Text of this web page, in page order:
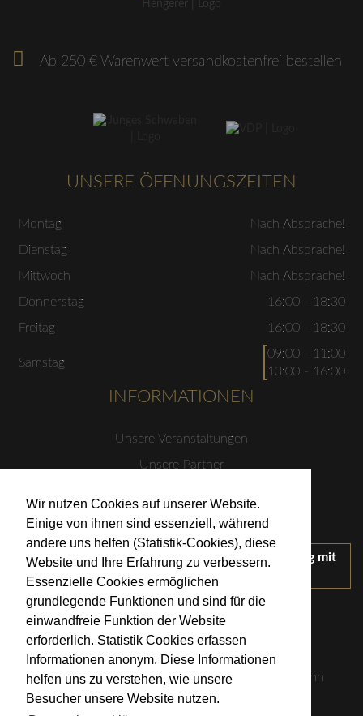
Wir nutzen Cookies auf unserer Website.
Einige von ihnen sind essenziell, während
andere uns helfen (Statistik-Cookies), diese
Website und Ihre Erfahrung zu verbessern.
Essenzielle Cookies ermöglichen
grundlegende Funktionen und sind für die
einwandfreie Funktion der Website
erforderlich. Statistik Cookies erfassen
Informationen anonym. Diese Informationen
helfen uns zu verstehen, wie unsere
Besucher unsere Website nutzen.
Ab 250 € Warenwert versandkostenfrei bestellen
UNSERE ÖFFNUNGSZEITEN
Montag
Nach Absprache!
Dienstag
Nach Absprache!
Mittwoch
Nach Absprache!
Donnerstag
16:00 - 18:30
Freitag
16:00 - 18:30
Samstag
09:00 - 11:00
13:00 - 16:00
INFORMATIONEN
Unsere Veranstaltungen
Unsere Partner
Impressum
Wir treten für einen verantwortungsvollen Umgang mit
Alkohol ein.
KONTAKT
Weingut Kistenmacher & Hengerer
Eugen-Nägele-Straße 23-25, 74074 Heilbronn
info@kistenmacher-hengerer.de